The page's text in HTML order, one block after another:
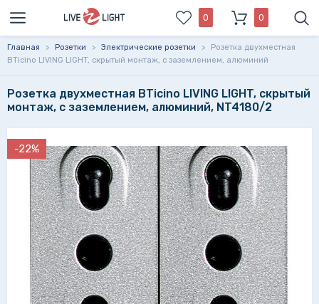
0 0
Главная > Розетки > Электрические розетки >
Розетка двухместная
BTicino LIVING LIGHT, скрытый монтаж, с заземлением, алюминий
Розетка двухместная BTicino LIVING LIGHT, скрытый
монтаж, с заземлением, алюминий, NT4180/2
-22%